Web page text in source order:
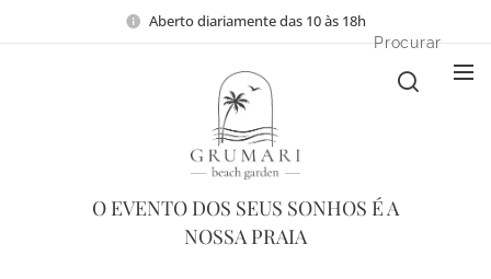
Aberto diariamente das 10 às 18h
O EVENTO DOS SEUS SONHOS É A
NOSSA PRAIA
Procurar